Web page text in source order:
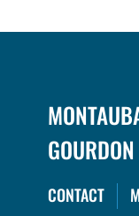
GOURDON
CONTACT